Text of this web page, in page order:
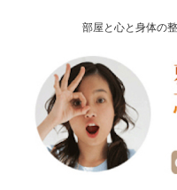
部屋と心と身体の